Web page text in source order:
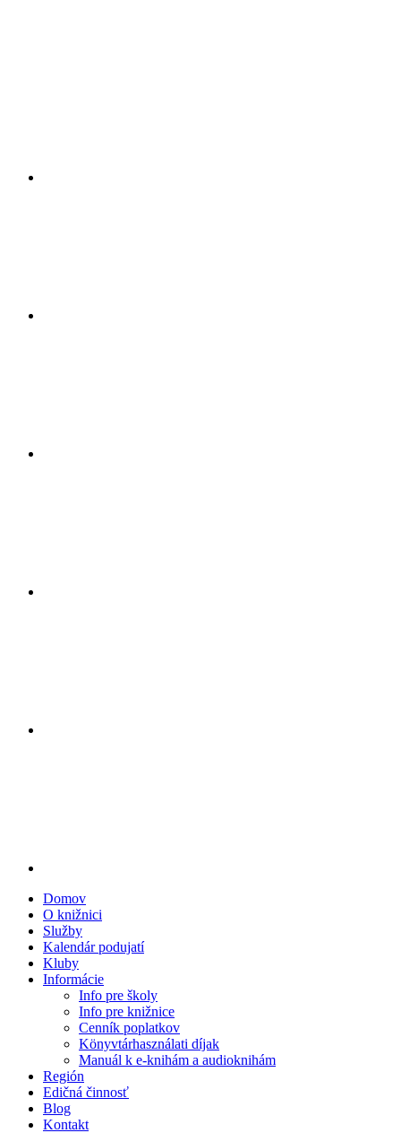
Domov
O knižnici
Služby
Kalendár podujatí
Kluby
Informácie
Info pre školy
Info pre knižnice
Cenník poplatkov
Könyvtárhasználati díjak
Manuál k e-knihám a audioknihám
Región
Edičná činnosť
Blog
Kontakt